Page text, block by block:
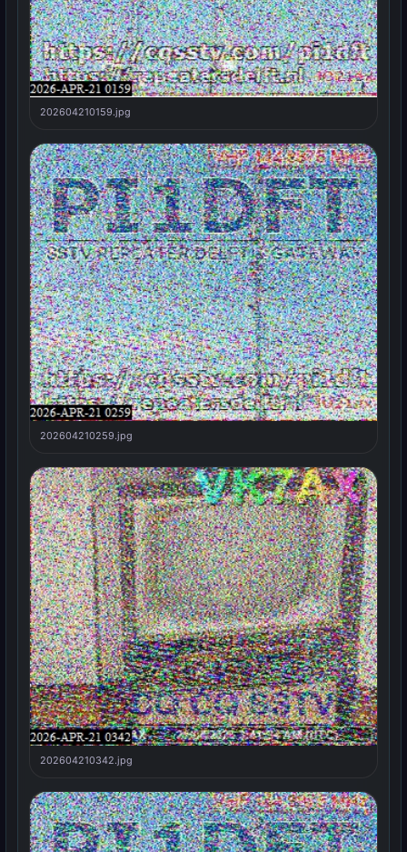
202604210159.jpg
202604210259.jpg
202604210342.jpg